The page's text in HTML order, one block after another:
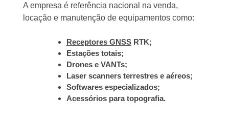
A empresa é referência nacional na venda,
locação e manutenção de equipamentos como:
Receptores GNSSRTK;
Estações totais;
Drones e VANTs;
Laser scanners terrestres e aéreos;
Softwares especializados;
Acessórios para topografia.